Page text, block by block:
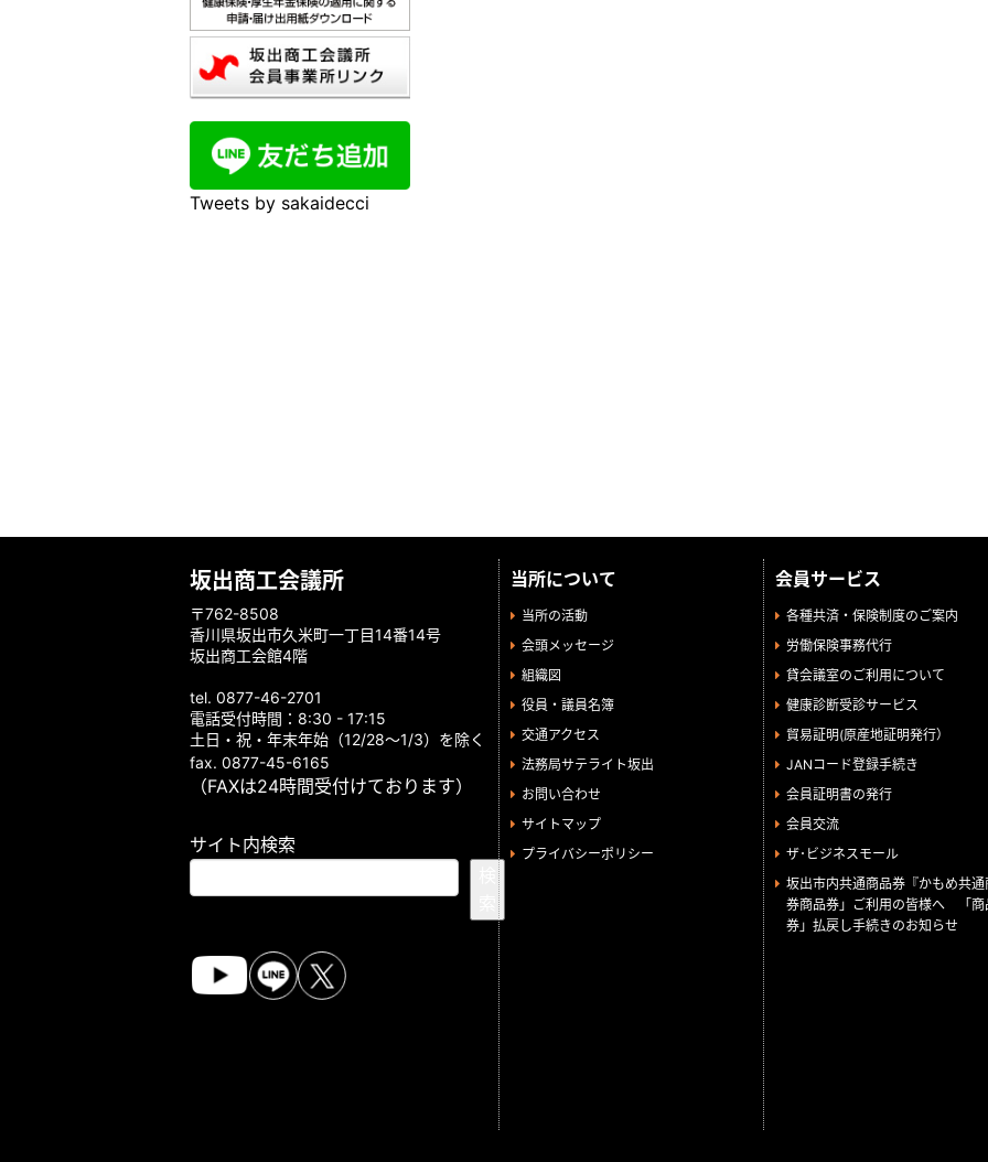
Tweets by sakaidecci
坂出商工会議所
〒762-8508
香川県坂出市久米町一丁目14番14号
坂出商工会館4階
tel. 0877-46-2701
電話受付時間：8:30 - 17:15
土日・祝・年末年始（12/28～1/3）を除く
fax. 0877-45-6165
（FAXは24時間受付けております）
サイト内検索
当所について
当所の活動
会頭メッセージ
組織図
役員・議員名簿
交通アクセス
法務局サテライト坂出
お問い合わせ
サイトマップ
プライバシーポリシー
会員サービス
各種共済・保険制度のご案内
労働保険事務代行
貸会議室のご利用について
健康診断受診サービス
貿易証明(原産地証明発行）
JANコード登録手続き
会員証明書の発行
会員交流
ザ･ビジネスモール
坂出市内共通商品券『かもめ共通
券商品券」ご利用の皆様へ 「商
券」払戻し手続きのお知らせ